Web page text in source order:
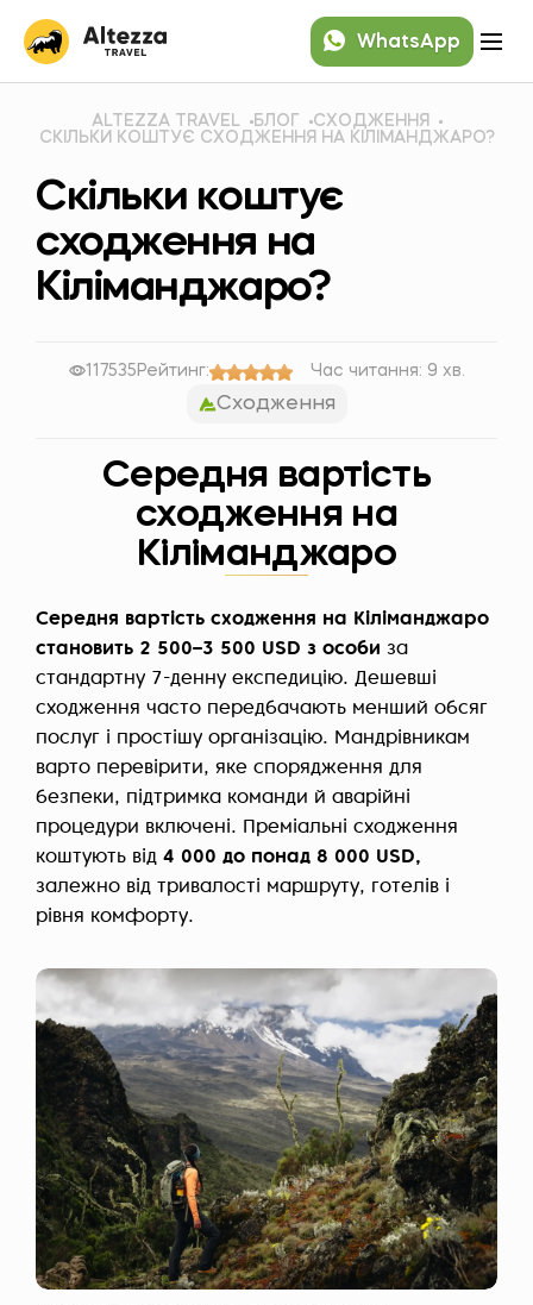
WhatsApp
ALTEZZA TRAVEL БЛОГ
СХОДЖЕННЯ
СКІЛЬКИ КОШТУЄ СХОДЖЕННЯ НА КІЛІМАНДЖАРО?
Скільки коштує
сходження на
Кіліманджаро?
117535 Рейтинг: Час читання: 9 хв.
Сходження
Середня вартість
сходження на
Кіліманджаро
Середня вартість сходження на Кіліманджаро
становить 2 500–3 500 USD з особи за
стандартну 7-денну експедицію. Дешевші
сходження часто передбачають менший обсяг
послуг і простішу організацію. Мандрівникам
варто перевірити, яке спорядження для
безпеки, підтримка команди й аварійні
процедури включені. Преміальні сходження
коштують від 4 000 до понад 8 000 USD,
залежно від тривалості маршруту, готелів і
рівня комфорту.